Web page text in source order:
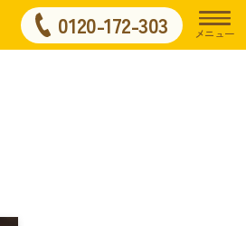
メニュー
0120-172-303